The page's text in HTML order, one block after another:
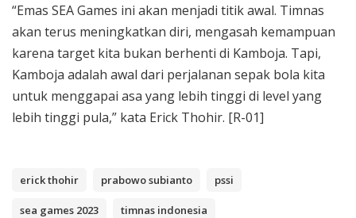
“Emas SEA Games ini akan menjadi titik awal. Timnas
akan terus meningkatkan diri, mengasah kemampuan
karena target kita bukan berhenti di Kamboja. Tapi,
Kamboja adalah awal dari perjalanan sepak bola kita
untuk menggapai asa yang lebih tinggi di level yang
lebih tinggi pula,” kata Erick Thohir. [R-01]
erick thohir prabowo subianto pssi
sea games 2023 timnas indonesia